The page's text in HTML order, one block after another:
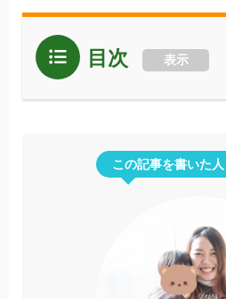
目次 表示
この記事を書いた人